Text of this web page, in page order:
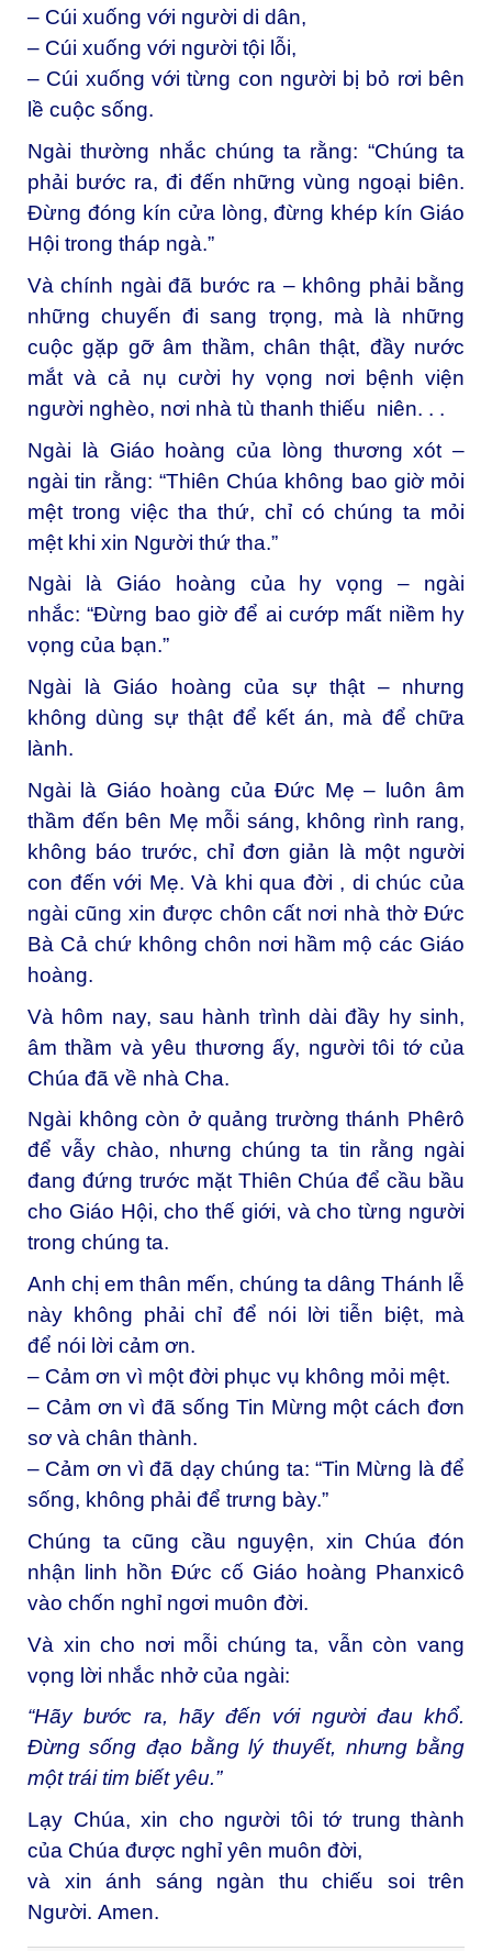
– Cúi xuống với người di dân,
– Cúi xuống với người tội lỗi,
– Cúi xuống với từng con người bị bỏ rơi bên
lề cuộc sống.
Ngài thường nhắc chúng ta rằng: “Chúng ta
phải bước ra, đi đến những vùng ngoại biên.
Đừng đóng kín cửa lòng, đừng khép kín Giáo
Hội trong tháp ngà.”
Và chính ngài đã bước ra – không phải bằng
những chuyến đi sang trọng, mà là những
cuộc gặp gỡ âm thầm, chân thật, đầy nước
mắt và cả nụ cười hy vọng nơi bệnh viện
người nghèo, nơi nhà tù thanh thiếu niên. . .
Ngài là Giáo hoàng của lòng thương xót –
ngài tin rằng: “Thiên Chúa không bao giờ mỏi
mệt trong việc tha thứ, chỉ có chúng ta mỏi
mệt khi xin Người thứ tha.”
Ngài là Giáo hoàng của hy vọng – ngài
nhắc:“Đừng bao giờ để ai cướp mất niềm hy
vọng của bạn.”
Ngài là Giáo hoàng của sự thật – nhưng
không dùng sự thật để kết án, mà để chữa
lành.
Ngài là Giáo hoàng của Đức Mẹ – luôn âm
thầm đến bên Mẹ mỗi sáng, không rình rang,
không báo trước, chỉ đơn giản là một người
con đến với Mẹ. Và khi qua đời , di chúc của
ngài cũng xin được chôn cất nơi nhà thờ Đức
Bà Cả chứ không chôn nơi hầm mộ các Giáo
hoàng.
Và hôm nay, sau hành trình dài đầy hy sinh,
âm thầm và yêu thương ấy, người tôi tớ của
Chúa đã về nhà Cha.
Ngài không còn ở quảng trường thánh Phêrô
để vẫy chào, nhưng chúng ta tin rằng ngài
đang đứng trước mặt Thiên Chúa để cầu bầu
cho Giáo Hội, cho thế giới, và cho từng người
trong chúng ta.
Anh chị em thân mến, chúng ta dâng Thánh lễ
này không phải chỉ để nói lời tiễn biệt, mà
để nói lời cảm ơn.
– Cảm ơn vì một đời phục vụ không mỏi mệt.
– Cảm ơn vì đã sống Tin Mừng một cách đơn
sơ và chân thành.
– Cảm ơn vì đã dạy chúng ta: “Tin Mừng là để
sống, không phải để trưng bày.”
Chúng ta cũng cầu nguyện, xin Chúa đón
nhận linh hồn Đức cố Giáo hoàng Phanxicô
vào chốn nghỉ ngơi muôn đời.
Và xin cho nơi mỗi chúng ta, vẫn còn vang
vọng lời nhắc nhở của ngài:
“Hãy bước ra, hãy đến với người đau khổ.
Đừng sống đạo bằng lý thuyết, nhưng bằng
một trái tim biết yêu.”
Lạy Chúa, xin cho người tôi tớ trung thành
của Chúa được nghỉ yên muôn đời,
và xin ánh sáng ngàn thu chiếu soi trên
Người. Amen.